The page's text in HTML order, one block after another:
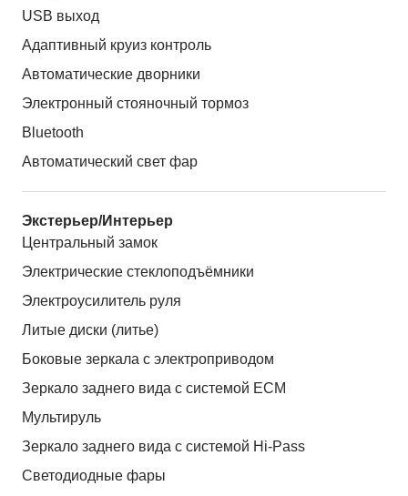
USB выход
Адаптивный круиз контроль
Автоматические дворники
Электронный стояночный тормоз
Bluetooth
Автоматический свет фар
Экстерьер/Интерьер
Центральный замок
Электрические стеклоподъёмники
Электроусилитель руля
Литые диски (литье)
Боковые зеркала с электроприводом
Зеркало заднего вида с системой ЕСМ
Мультируль
Зеркало заднего вида с системой Hi-Pass
Светодиодные фары